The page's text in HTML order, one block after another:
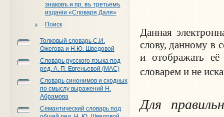
знаковъ и пр. въ третьемъ
изданiи «Словаря Даля»
Поиск
Толковый словарь С.И.
Ожегова и Н.Ю. Шведовой
Словарь русского языка под
ред. А. П. Евгеньевой (МАС)
Словарь синонимов и сходных
по смыслу выражений Н.
Абрамова
Семантический словарь под
Данная
слову, данному в
и отображать её
словарем и не
Для